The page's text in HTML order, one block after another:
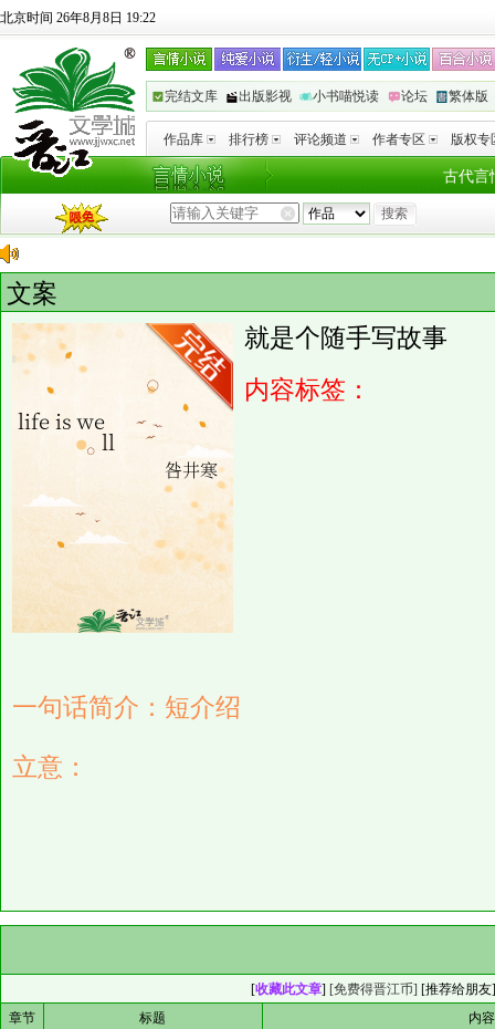
北京时间 26年8月8日 19:22
完结文库 出版影视 小书喵悦读 论坛 繁体版
作品库 排行榜 评论频道 作者专区 版权专
古代言
文案
就是个随手写故事
内容标签：
一句话简介：短介绍
立意：
[收藏此文章] [免费得晋江币] [推荐给朋友
章节
标题
内